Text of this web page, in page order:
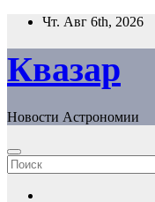
Перейти
содержанию
Чт. Авг 6th, 2026
Квазар
Новости Астрономии